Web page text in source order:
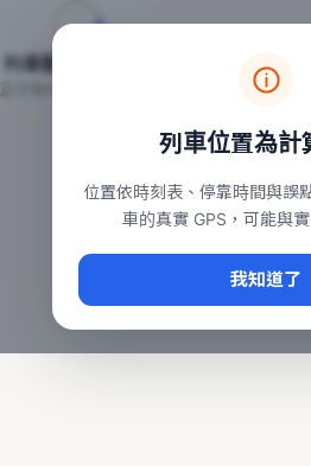
台鐵列車即時位置地圖
本頁顯示目前全台鐵運行中的列車
常用查詢：
、台中
台鐵即時動態
列車位置為計
位置依時刻表、停靠時間與誤
車的真實 GPS，可能與
我知道了
列車動態載入中…